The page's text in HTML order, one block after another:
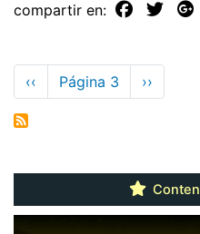
compartir en:
Paginación
Página
anterior
‹‹ Página 3
Siguiente
página
››